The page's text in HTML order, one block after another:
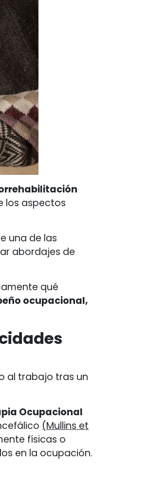
los aspectos
una de las
abordajes de
qué
ocupacional,
al trabajo tras un
Ocupacional
(Mullins et
físicas o
en la ocupación.